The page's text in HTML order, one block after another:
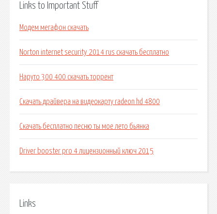
Links to Important Stuff
Модем мегафон скачать
Norton internet security 2014 rus скачать бесплатно
Наруто 300 400 скачать торрент
Скачать драйвера на видеокарту radeon hd 4800
Скачать бесплатно песню ты мое лето бьянка
Driver booster pro 4 лицензионный ключ 2015
Links